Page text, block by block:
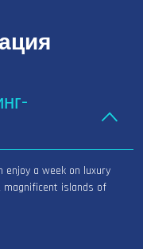
a week on luxury
islands of